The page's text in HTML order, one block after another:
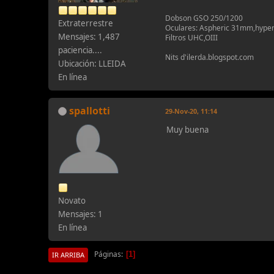
Extraterrestre
Mensajes: 1,487
paciencia....
Ubicación: LLEIDA
En línea
Dobson GSO 250/1200
Oculares: Aspheric
Filtros UHC,OIII
Nits d'ilerda.blogspot.com
spallotti
Novato
Mensajes: 1
En línea
29-Nov-20, 11:14
Muy buena
IR ARRIBA Páginas 1